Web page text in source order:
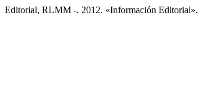
Editorial, RLMM -. 2012. «Información Editorial».